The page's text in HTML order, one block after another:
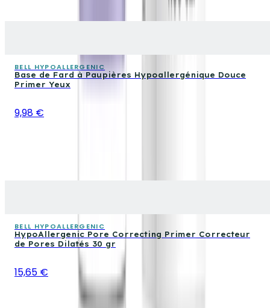
BELL HYPOALLERGENIC
Base de Fard à Paupières Hypoallergénique Douce
Primer Yeux
9,98 €
BELL HYPOALLERGENIC
HypoAllergenic Pore Correcting Primer Correcteur
de Pores Dilatés 30 gr
15,65 €